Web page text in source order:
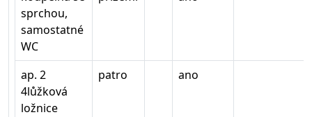
sprchou,
samostatné
WC
ap. 2
4lůžková
ložnice
patro ano